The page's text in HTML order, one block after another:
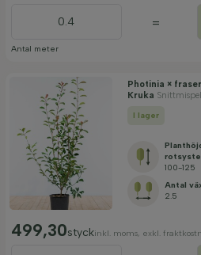
Antal meter
=
Photinia ×
Kruka Snittmispel
I lager
100-125
Antal
2.5
499,30styckinkl. moms, exkl.